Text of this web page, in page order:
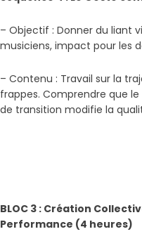
– Objectif : Donner du liant
musiciens, impact pour les
– Contenu : Travail sur la
frappes. Comprendre que
de transition modifie la
BLOC 3 : Création
Performance (4 heures)